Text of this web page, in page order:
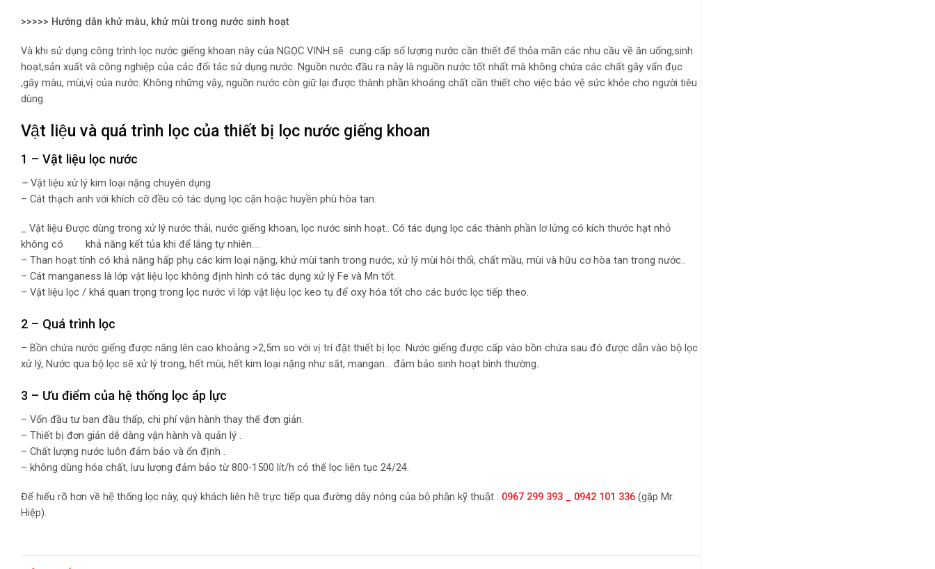
>>>>> Hướng dẫn khử màu, khử mùi trong nước sinh hoạt
Và khi sử dụng công trình lọc nước giếng khoan này của NGỌC VINH sẽ cung cấp số lượng nước cần thiết để thỏa mãn các nhu cầu về ăn uống,sinh
hoạt,sản xuất và công nghiệp của các đối tác sử dụng nước. Nguồn nước đầu ra này là nguồn nước tốt nhất mà không chứa các chất gây vẩn đục
,gây màu, mùi,vị của nước. Không những vậy, nguồn nước còn giữ lại được thành phần khoáng chất cần thiết cho việc bảo vệ sức khỏe cho người tiêu
dùng.
Vật liệu và quá trình lọc của thiết bị lọc nước giếng khoan
1 – Vật liệu lọc nước
– Vật liệu xử lý kim loại nặng chuyên dụng.
– Cát thạch anh với khích cỡ đều có tác dụng lọc cặn hoặc huyền phù hòa tan.
_ Vật liệu Được dùng trong xử lý nước thải, nước giếng khoan, lọc nước sinh hoạt.. Có tác dụng lọc các thành phần lơ lửng có kích thước hạt nhỏ
không có khả năng kết tủa khi để lắng tự nhiên….
– Than hoạt tính có khả năng hấp phụ các kim loại nặng, khử mùi tanh trong nước, xử lý mùi hôi thối, chất mầu, mùi và hữu cơ hòa tan trong nước..
– Cát manganess là lớp vật liệu lọc không định hình có tác dụng xử lý Fe và Mn tốt.
– Vật liệu lọc / khá quan trọng trong lọc nước vì lớp vật liệu lọc keo tụ để oxy hóa tốt cho các bước lọc tiếp theo.
2 – Quá trình lọc
– Bồn chứa nước giếng được nâng lên cao khoảng >2,5m so với vị trí đặt thiết bị lọc. Nước giếng được cấp vào bồn chứa sau đó được dẫn vào bộ lọc
xử lý, Nước qua bộ lọc sẽ xử lý trong, hết mùi, hết kim loại nặng như sắt, mangan… đảm bảo sinh hoạt bình thường.
3 – Ưu điểm của hệ thống lọc áp lực
– Vốn đầu tư ban đầu thấp, chi phí vận hành thay thế đơn giản.
– Thiết bị đơn giản dễ dàng vận hành và quản lý .
– Chất lượng nước luôn đảm bảo và ổn định .
– không dùng hóa chất, lưu lượng đảm bảo từ 800-1500 lít/h có thể lọc liên tục 24/24.
Để hiểu rõ hơn về hệ thống lọc này, quý khách liên hệ trực tiếp qua đường dây nóng của bộ phận kỹ thuật : 0967 299 393 _ 0942 101 336 (gặp Mr.
Hiệp).